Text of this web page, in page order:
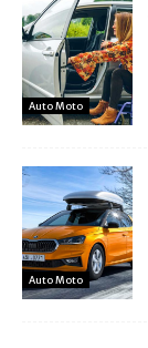
Auto Moto
Auto Moto